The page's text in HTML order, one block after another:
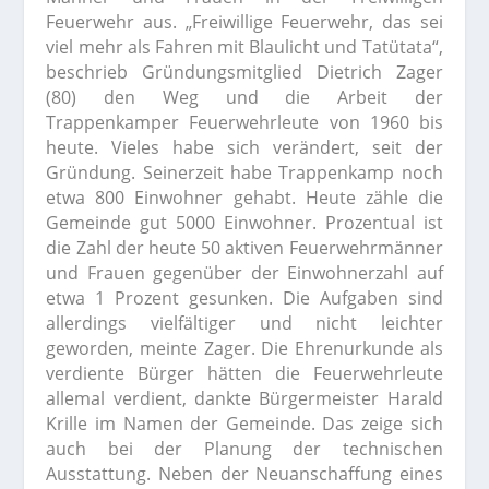
Feuerwehr aus. „Freiwillige Feuerwehr, das sei
viel mehr als Fahren mit Blaulicht und Tatütata“,
beschrieb Gründungsmitglied Dietrich Zager
(80) den Weg und die Arbeit der
Trappenkamper Feuerwehrleute von 1960 bis
heute. Vieles habe sich verändert, seit der
Gründung. Seinerzeit habe Trappenkamp noch
etwa 800 Einwohner gehabt. Heute zähle die
Gemeinde gut 5000 Einwohner. Prozentual ist
die Zahl der heute 50 aktiven Feuerwehrmänner
und Frauen gegenüber der Einwohnerzahl auf
etwa 1 Prozent gesunken. Die Aufgaben sind
allerdings vielfältiger und nicht leichter
geworden, meinte Zager. Die Ehrenurkunde als
verdiente Bürger hätten die Feuerwehrleute
allemal verdient, dankte Bürgermeister Harald
Krille im Namen der Gemeinde. Das zeige sich
auch bei der Planung der technischen
Ausstattung. Neben der Neuanschaffung eines